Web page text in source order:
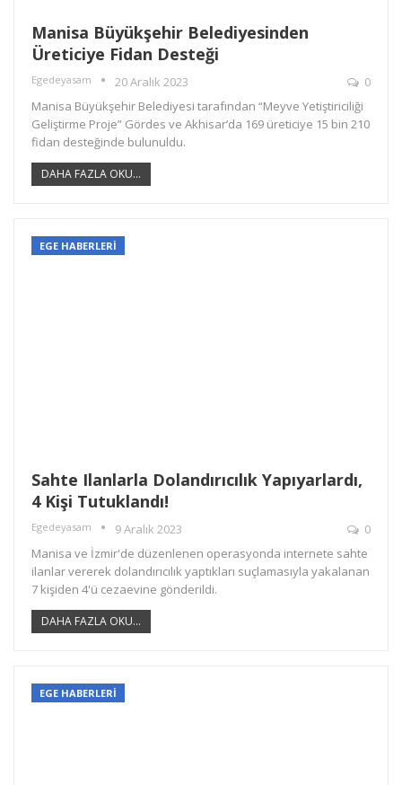
Manisa Büyükşehir Belediyesinden
Üreticiye Fidan Desteği
Egedeyasam 20 Aralık 2023
0
Manisa Büyükşehir Belediyesi tarafından “Meyve Yetiştiriciliği
Geliştirme Proje” Gördes ve Akhisar’da 169 üreticiye 15 bin 210
fidan desteğinde bulunuldu.
DAHA FAZLA OKU...
EGE HABERLERİ
Sahte Ilanlarla Dolandırıcılık Yapıyarlardı,
4 Kişi Tutuklandı!
Egedeyasam 9 Aralık 2023
0
Manisa ve İzmir'de düzenlenen operasyonda internete sahte
ilanlar vererek dolandırıcılık yaptıkları suçlamasıyla yakalanan
7 kişiden 4'ü cezaevine gönderildi.
DAHA FAZLA OKU...
EGE HABERLERİ